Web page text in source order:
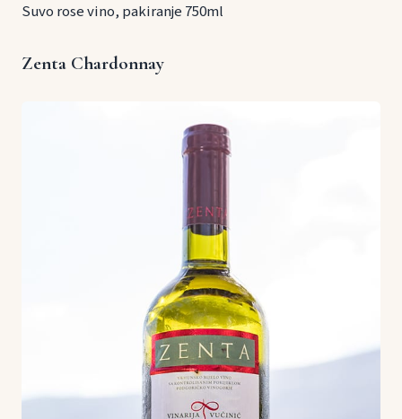
Suvo rose vino, pakiranje 750ml
Zenta Chardonnay